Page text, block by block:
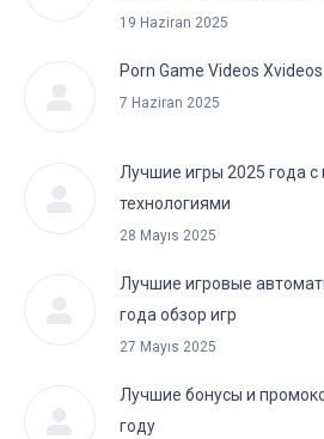
19 Haziran 2025
Porn Game Videos
7 Haziran 2025
Лучшие игры 2025 года
технологиями
28 Mayıs 2025
Лучшие игровые
года обзор игр
27 Mayıs 2025
Лучшие бонусы и
году